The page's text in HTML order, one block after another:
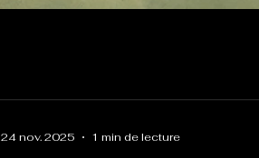
24 nov. 2025 1 min de lecture